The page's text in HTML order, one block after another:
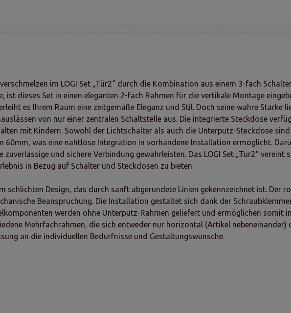
im LOGI Set „Tür2“ durch die Kombination aus einem 3-fach
ist dieses Set in einen eleganten 2-fach Rahmen für die vertikale Montage
es Ihrem Raum eine zeitgemäße Eleganz und Stil. Doch seine wahre Stärke
von nur einer zentralen Schaltstelle aus. Die integrierte Steckdose
mit Kindern. Sowohl der Lichtschalter als auch die Unterputz-Steckdose
60mm, was eine nahtlose Integration in vorhandene Installation ermöglicht.
und sichere Verbindung gewährleisten. Das LOGI Set „Tür2“
in Bezug auf Schalter und Steckdosen zu bieten.
schlichten Design, das durch sanft abgerundete Linien gekennzeichnet ist. Der
Beanspruchung. Die Installation gestaltet sich dank der
werden ohne Unterputz-Rahmen geliefert und ermöglichen somit
Mehrfachrahmen, die sich entweder nur horizontal (Artikel
an die individuellen Bedürfnisse und Gestaltungswünsche.